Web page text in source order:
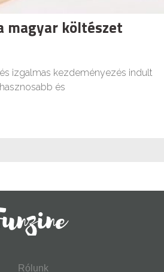
magyar költészet
izgalmas kezdeményezés indult
és
Rólunk